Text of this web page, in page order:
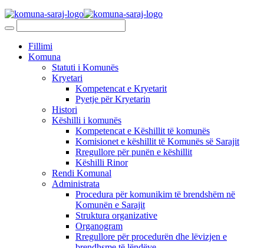
Fillimi
Komuna
Statuti i Komunës
Kryetari
Kompetencat e Kryetarit
Pyetje për Kryetarin
Histori
Këshilli i komunës
Kompetencat e Këshillit të komunës
Komisionet e këshillit të Komunës së Sarajit
Rregullore për punën e këshillit
Këshilli Rinor
Rendi Komunal
Administrata
Procedura për komunikim të brendshëm në
Komunën e Sarajit
Struktura organizative
Organogram
Rregullore për procedurën dhe lëvizjen e